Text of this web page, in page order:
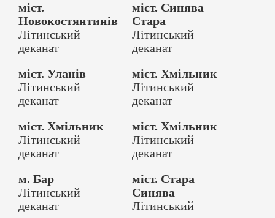
міст.
Новокостянтинів
Літинський
деканат
міст. Синява
Стара
Літинський
деканат
міст. Уланів
Літинський
деканат
міст. Хмільник
Літинський
деканат
міст. Хмільник
Літинський
деканат
міст. Хмільник
Літинський
деканат
м. Бар
Літинський
деканат
міст. Стара
Синява
Літинський